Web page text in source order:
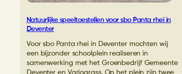
Natuurlijke speeltoestellen voor sbo Panta rhei in
Deventer
Voor sbo Panta rhei in Deventer mochten wij
een bijzonder schoolplein realiseren in
samenwerking met het Groenbedrijf Gemeente
Deventer en Variograss. Op het plein zijn twee